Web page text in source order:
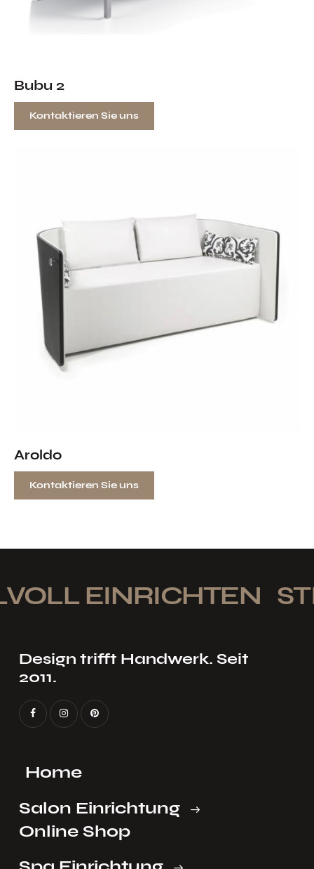
Bubu 2
Kontaktieren Sie uns
Aroldo
Kontaktieren Sie uns
EINRICHTEN
Design trifft Handwerk. Seit
2011.
Home
Salon Einrichtung
Online Shop